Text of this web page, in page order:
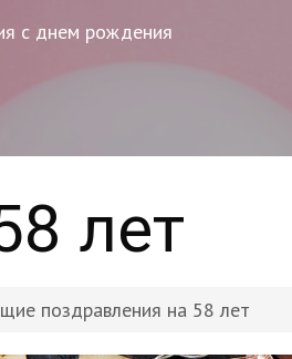
с днем рождения
лет
поздравления на 58 лет